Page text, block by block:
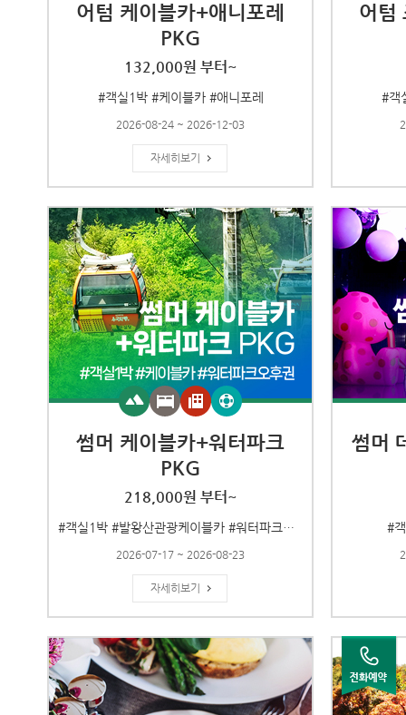
어텀 케이블카+애니포레
PKG
132,000원 부터~
#객실1박 #케이블카 #애니포레
2026-08-24 ~ 2026-12-03
자세히보기
어텀
#객
썸머 케이블카+워터파크
PKG
218,000원 부터~
#객실1박 #발왕산관광케이블카 #워터파크오후권
2026-07-17 ~ 2026-08-23
자세히보기
썸머
#